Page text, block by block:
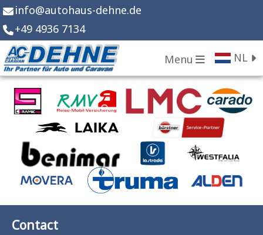
Menu
info@autohaus-dehne.de
+49 4936 7134
NL
Contact